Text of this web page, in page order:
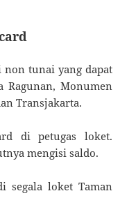
non tunai yang dapat
Ragunan, Monumen
Transjakarta.
di petugas loket.
mengisi saldo.
segala loket Taman